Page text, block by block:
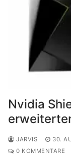
Nvidia
JARVIS 30.
0 KOMMENTARE